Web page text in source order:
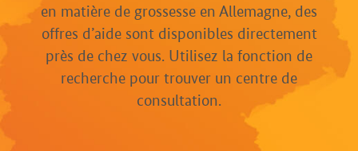
en matière de grossesse en Allemagne, des
offres d’aide sont disponibles directement
près de chez vous. Utilisez la fonction de
recherche pour trouver un centre de
consultation.